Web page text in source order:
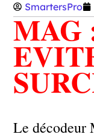
SmartersPro
MAG
Le décodeur